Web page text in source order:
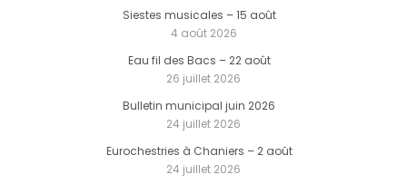
Siestes musicales – 15 août
4 août 2026
Eau fil des Bacs – 22 août
26 juillet 2026
Bulletin municipal juin 2026
24 juillet 2026
Eurochestries à Chaniers – 2 août
24 juillet 2026